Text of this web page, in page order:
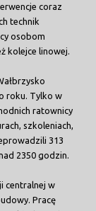
coraz
technik
osobom
kolejce linowej.
roku. Tylko w
ratownicy
szkoleniach,
313
2350 godzin.
centralnej w
Pracę